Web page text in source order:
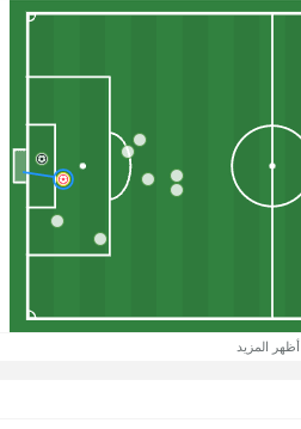
أظهر المزيد